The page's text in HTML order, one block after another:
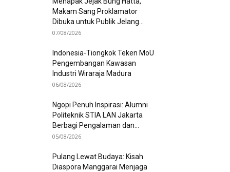
Makam Sang Proklamator
Dibuka untuk Publik Jelang...
07/08/2026
Indonesia-Tiongkok Teken MoU
Pengembangan Kawasan
Industri Wiraraja Madura
06/08/2026
Ngopi Penuh Inspirasi: Alumni
Politeknik STIA LAN Jakarta
Berbagi Pengalaman dan...
05/08/2026
Pulang Lewat Budaya: Kisah
Diaspora Manggarai Menjaga